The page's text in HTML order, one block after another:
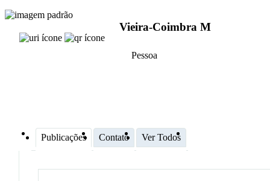
Vieira-Coimbra M
Pessoa
Publicações Contato Ver Todos